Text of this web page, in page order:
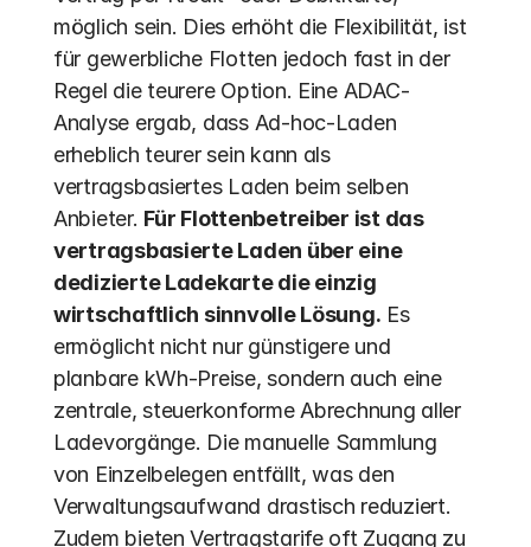
möglich sein. Dies erhöht die Flexibilität, ist
für gewerbliche Flotten jedoch fast in der
Regel die teurere Option. Eine ADAC-
Analyse ergab, dass Ad-hoc-Laden
erheblich teurer sein kann als
vertragsbasiertes Laden beim selben
Anbieter. Für Flottenbetreiber ist das
vertragsbasierte Laden über eine
dedizierte Ladekarte die einzig
wirtschaftlich sinnvolle Lösung. Es
ermöglicht nicht nur günstigere und
planbare kWh-Preise, sondern auch eine
zentrale, steuerkonforme Abrechnung aller
Ladevorgänge. Die manuelle Sammlung
von Einzelbelegen entfällt, was den
Verwaltungsaufwand drastisch reduziert.
Zudem bieten Vertragstarife oft Zugang zu